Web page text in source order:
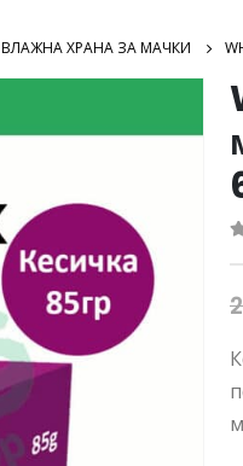
ВЛАЖНА ХРАНА ЗА МАЧКИ